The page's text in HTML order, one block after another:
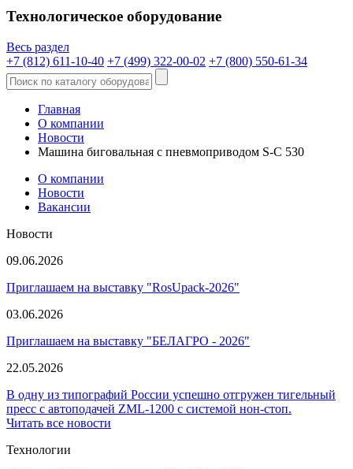
Технологическое оборудование
Весь раздел
+7 (812) 611-10-40 +7 (499) 322-00-02 +7 (800) 550-61-34
Главная
О компании
Новости
Машина биговальная с пневмоприводом S-C 530
О компании
Новости
Вакансии
Новости
09.06.2026
Приглашаем на выставку "RosUpack-2026"
03.06.2026
Приглашаем на выставку "БЕЛАГРО - 2026"
22.05.2026
В одну из типографий России успешно отгружен тигельный
пресс с автоподачей ZML-1200 с системой нон-стоп.
Читать все новости
Технологии